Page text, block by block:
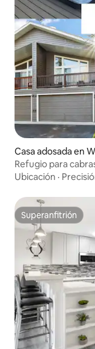
Casa adosada en
Refugio para
Ubicación ·
Superanfitrión
Superanfitrión